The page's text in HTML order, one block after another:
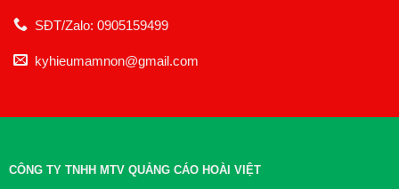
SĐT/Zalo: 0905159499
kyhieumamnon@gmail.com
CÔNG TY TNHH MTV QUẢNG CÁO HOÀI VIỆT